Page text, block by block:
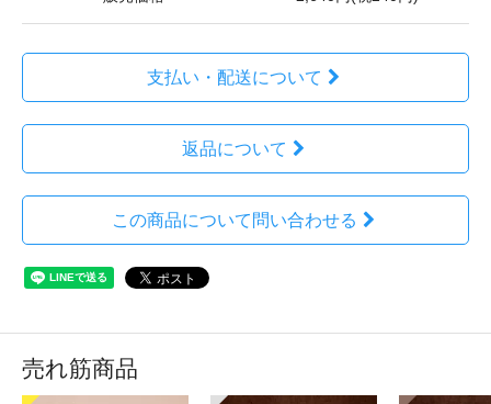
支払い・配送について
返品について
この商品について問い合わせる
売れ筋商品